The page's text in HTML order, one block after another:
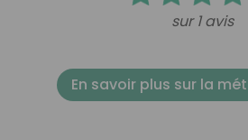
sur 1 avis
En savoir plus sur la